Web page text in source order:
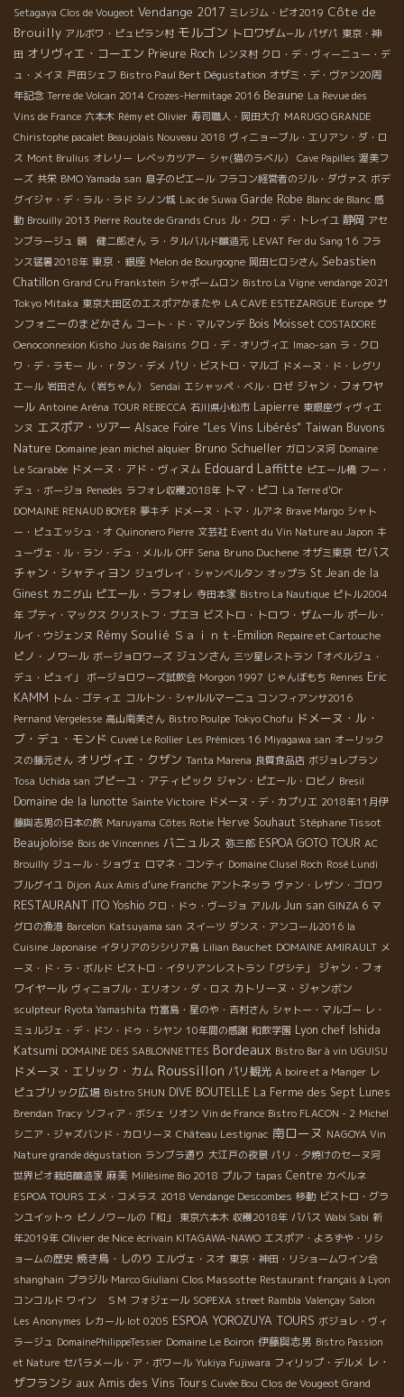
Setagaya Clos de Vougeot Vendange 2017 ミレジム・ビオ2019 Côte de
Brouilly アルボワ・ピュピラン村 モルゴン トロワザム−ル パザパ 東京・神
田 オリヴィエ・コーエン Prieure Roch レンヌ村 クロ・デ・ヴィーニュー・デ
ュ・メイヌ 戸田シェフ Bistro Paul Bert Dégustation オザミ・デ・ヴァン20周
年記念 Terre de Volcan 2014 Crozes-Hermitage 2016 Beaune La Revue des
Vins de France 六本木 Rémy et Olivier 寿司職人・岡田大介 MARUGO GRANDE
Chiristophe pacalet Beaujolais Nouveau 2018 ヴィニョーブル・エリアン・ダ・ロ
ス Mont Brulius オレリー レベッカツアー シャ(猫のラベル） Cave Papilles 渥美フ
ーズ 共栄 BMO Yamada san 息子のピエール フラコン経営者のジル・ダヴァス ボデ
グイジャ・デ・ラル・ラド シノン城 Lac de Suwa Garde Robe Blanc de Blanc 感
動 Brouilly 2013 Pierre Route de Grands Crus ル・クロ・デ・トレイユ 静岡 アセ
ンブラージュ 鏡 健二郎さん ラ・タルバルド醸造元 LEVAT Fer du Sang 16 フラ
ンス猛暑2018年 東京・銀座 Melon de Bourgogne 岡田ヒロシさん Sebastien
Chatillon Grand Cru Frankstein シャポームロン Bistro La Vigne vendange 2021
Tokyo Mitaka 東京大田区のエスポアかまたや LA CAVE ESTEZARGUE Europe サ
ンフォニーのまどかさん コート・ド・マルマンデ Bois Moisset COSTADORE
Oenoconnexion Kisho Jus de Raisins クロ・デ・オリヴィエ Imao-san ラ・クロ
ワ・デ・ラモー ル・ｒタン・デメ パリ・ビストロ・マルゴ ドメーヌ・ド・レグリ
エール 岩田さん（岩ちゃん） Sendai エシャッペ・ベル・ロゼ ジャン・フォワヤ
ール Antoine Aréna TOUR REBECCA 石川県小松市 Lapierre 東銀座ヴィヴィエ
ンヌ エスポア・ツアー Alsace Foire "Les Vins Libérés" Taiwan Buvons
Nature Domaine jean michel alquier Bruno Schueller ガロンヌ河 Domaine
Le Scarabée ドメーヌ・アド・ヴィヌム Edouard Laffitte ピエール橋 フー・
デュ・ボージョ Penedès ラフォレ収穫2018年 トマ・ピコ La Terre d'Or
DOMAINE RENAUD BOYER 夢キチ ドメーヌ・トマ・ルアネ Brave Margo シャト
ー・ピュエッシュ・オ Quinonero Pierre 文芸社 Event du Vin Nature au Japon キ
ューヴェ・ル・ラン・デュ・メルル OFF Sena Bruno Duchene オザミ東京 セバス
チャン・シャティヨン ジュヴレイ・シャンベルタン オップラ St Jean de la
Ginest カニグ山 ピエール・ラフォレ 寺田本家 Bistro La Nautique ピトル2004
年 プティ・マックス クリストフ・プエヨ ビストロ・トロワ・ザムール ポール・
ルイ・ウジェンヌ Rémy Soulié Ｓａｉｎｔ-Emilion Repaire et Cartouche
ピノ・ノワール ボージョロワーズ ジュンさん 三ツ星レストラン「オベルジュ・
デュ・ピュイ」
ボージョロワーズ試飲会 Morgon 1997 じゃんぼもち Rennes Eric
KAMM トム・ゴティエ コルトン・シャルルマーニュ コンフィアンサ2016
Pernand Vergelesse 高山南美さん Bistro Poulpe Tokyo Chofu ドメーヌ・ル・
ブ・デュ・モンド Cuveé Le Rollier Les Prémices 16 Miyagawa san オーリック
スの藤元さん オリヴィエ・クザン Tanta Marena 良質食品店 ボジョレブラン
Tosa Uchida san プピーユ・アティピック ジャン・ピエール・ロビノ Bresil
Domaine de la lunotte Sainte Victoire ドメーヌ・デ・カプリエ 2018年11月伊
藤與志男の日本の旅 Maruyama Côtes Rotie Herve Souhaut Stéphane Tissot
Beaujoloise Bois de Vincennes バニュルス 弥三郎 ESPOA GOTO TOUR AC
Brouilly ジュール・ショヴェ ロマネ・コンティ Domaine Clusel Roch Rosé Lundi
ブルグイユ Dijon Aux Amis d’une Franche アントネッラ ヴァン・レザン・ゴロワ
RESTAURANT ITO Yoshio クロ・ドゥ・ヴージョ アルル Jun san GINZA 6 マ
グロの漁港 Barcelon Katsuyama san スイーツ ダンス・アンコール2016 la
Cuisine Japonaise イタリアのシシリア島 Lilian Bauchet DOMAINE AMIRAULT メ
ーヌ・ド・ラ・ボルド ビストロ・イタリアンレストラン「グシテ」
ジャン・フォ
ワイヤール ヴィニョブル・エリオン・ダ・ロス カトリーヌ・ジャンボン
sculpteur Ryota Yamashita 竹富島・星のや・吉村さん シャトー・マルゴー レ・
ミュルジェ・デ・ドン・ドゥ・シヤン 10年間の感謝 和飲学園 Lyon chef Ishida
Katsumi DOMAINE DES SABLONNETTES Bordeaux Bistro Bar à vin UGUISU
ドメーヌ・エリック・カム Roussillon パリ観光 A boire et a Manger レ
ピュブリック広場 Bistro SHUN DIVE BOUTELLE La Ferme des Sept Lunes
Brendan Tracy ソフィア・ボシェ リオン Vin de France Bistro FLACON - 2 Michel
シニア・ジャズバンド・カロリーヌ Château Lestignac 南ローヌ NAGOYA Vin
Nature grande dégustation ランブラ通り 大江戸の夜景 パリ・夕焼けのセーヌ河
世界ビオ栽培醸造家 麻美 Millésime Bio 2018 プルフ tapas Centre カベルネ
ESPOA TOURS エメ・コメラス 2018 Vendange Descombes 移動 ビストロ・グラ
ンユイットゥ ピノノワールの「和」 東京六本木 収穫2018年 ババス Wabi Sabi 新
年2019年 Olivier de Nice écrivain KITAGAWA-NAWO エスポア・よろずや・リシ
ョームの歴史 焼き鳥・しのり エルヴェ・スオ 東京・神田・リショームワイン会
shanghain ブラジル Marco Giuliani Clos Massotte Restaurant français à Lyon
コンコルド ワイン ＳＭ フォジェール SOPEXA street Rambla Valençay Salon
Les Anonymes レカール lot 0205 ESPOA YOROZUYA TOURS ボジョレ・ヴィ
ラージュ DomainePhilippeTessier Domaine Le Boiron 伊藤與志男 Bistro Passion
et Nature セパラメール・ア・ボワール Yukiya Fujiwara フィリップ・デルメ レ・
ザフランシ aux Amis des Vins Tours Cuvée Bou Clos de Vougeot Grand